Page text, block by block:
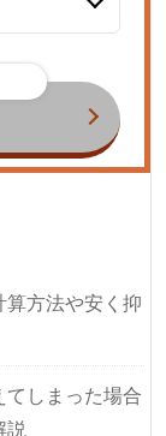
方法や安く抑
しまった場合
説